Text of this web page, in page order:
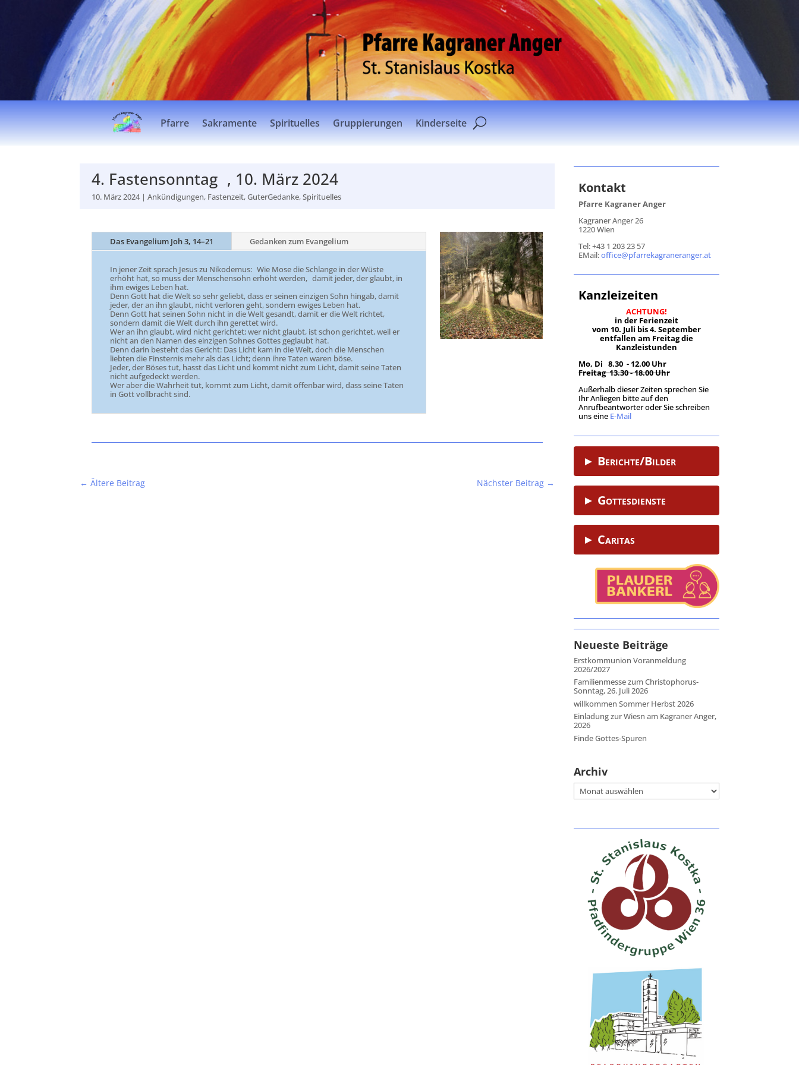
Pfarre Sakramente Spirituelles Gruppierungen Kinderseite
4. Fastensonntag , 10. März 2024
10. März 2024| Ankündigungen, Fastenzeit,GuterGedanke,Spirituelles
Das Evangelium Joh 3, 14–21 Gedanken zum Evangelium
In jener Zeit sprach Jesus zu Nikodemus: Wie Mose die Schlange in der Wüste
erhöht hat, so muss der Menschensohn erhöht werden, damit jeder, der glaubt, in
ihm ewiges Leben hat.
Denn Gott hat die Welt so sehr geliebt, dass er seinen einzigen Sohn hingab, damit
jeder, der an ihn glaubt, nicht verloren geht, sondern ewiges Leben hat.
Denn Gott hat seinen Sohn nicht in die Welt gesandt, damit er die Welt richtet,
sondern damit die Welt durch ihn gerettet wird.
Wer an ihn glaubt, wird nicht gerichtet; wer nicht glaubt, ist schon gerichtet, weil er
nicht an den Namen des einzigen Sohnes Gottes geglaubt hat.
Denn darin besteht das Gericht: Das Licht kam in die Welt, doch die Menschen
liebten die Finsternis mehr als das Licht; denn ihre Taten waren böse.
Jeder, der Böses tut, hasst das Licht und kommt nicht zum Licht, damit seine Taten
nicht aufgedeckt werden.
Wer aber die Wahrheit tut, kommt zum Licht, damit offenbar wird, dass seine Taten
in Gott vollbracht sind.
←Ältere Beitrag Nächster Beitrag→
Kontakt
Pfarre Kagraner Anger
Kagraner Anger 26
1220 Wien
Tel: +43 1 203 23 57
EMail:office@pfarrekagraneranger.at
Kanzleizeiten
ACHTUNG!
in der Ferienzeit
vom 10. Juli bis 4. September
entfallen am Freitag die
Kanzleistunden
Mo, Di 8.30 - 12.00 Uhr
Freitag 13.30 - 18.00 Uhr
Außerhalb dieser Zeiten sprechen Sie
Ihr Anliegen bitte auf den
Anrufbeantworter oder Sie schreiben
uns eine E-Mail.
► Berichte/Bilder
► Gottesdienste
► Caritas
Neueste Beiträge
Erstkommunion Voranmeldung
2026/2027
Familienmesse zum Christophorus-
Sonntag, 26. Juli 2026
willkommen Sommer Herbst 2026
Einladung zur Wiesn am Kagraner Anger,
2026
Finde Gottes-Spuren
Archiv
Archiv